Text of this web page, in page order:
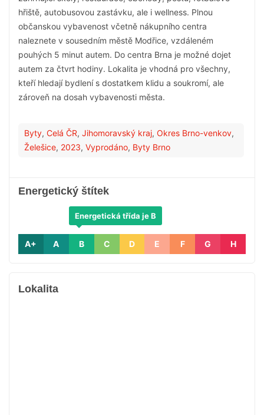
hřiště, autobusovou zastávku, ale i wellness. Plnou
občanskou vybavenost včetně nákupního centra
naleznete v sousedním městě Modřice, vzdáleném
pouhých 5 minut autem. Do centra Brna je možné dojet
autem za čtvrt hodiny. Lokalita je vhodná pro všechny,
kteří hledají bydlení s dostatkem klidu a soukromí, ale
zároveň na dosah vybavenosti města.
Byty, Celá ČR, Jihomoravský kraj, Okres Brno-venkov,
Želešice, 2023, Vyprodáno, Byty Brno
Energetický štítek
A+ A B
Energetická třída je B
C D E F G H
Lokalita